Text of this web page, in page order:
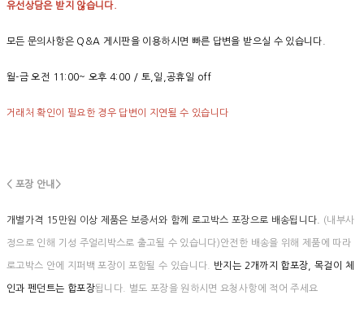
유선상담은 받지 않습니다.
모든 문의사항은 Q&A 게시판을 이용하시면 빠른 답변을 받으실 수 있습니다.
월-금 오전 11:00~ 오후 4:00 / 토,일,공휴일 off
거래처 확인이 필요한 경우 답변이 지연될 수 있습니다
< 포장 안내>
개별가격 15만원 이상 제품은 보증서와 함께 로고박스 포장으로 배송됩니다. (내부사
정으로 인해 기성 주얼리박스로 출고될 수 있습니다)안전한 배송을 위해 제품에 따라
로고박스 안에 지퍼백 포장이 포함될 수 있습니다. 반지는 2개까지 합포장, 목걸이 체
인과 펜던트는 합포장됩니다. 별도 포장을 원하시면 요청사항에 적어 주세요